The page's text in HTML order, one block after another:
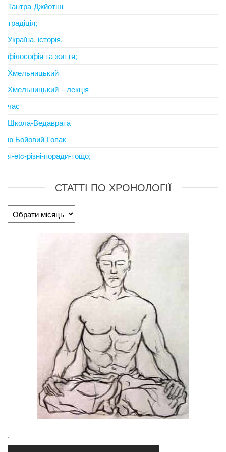
Тантра-Джйотіш
традіція;
Україна. історія.
філософія та життя;
Хмельницький
Хмельницький – лекція
час
Школа-Ведаврата
ю Бойовий-Гопак
я-etc-різні-поради-тощо;
СТАТТІ ПО ХРОНОЛОГІЇ
Статті
по
`